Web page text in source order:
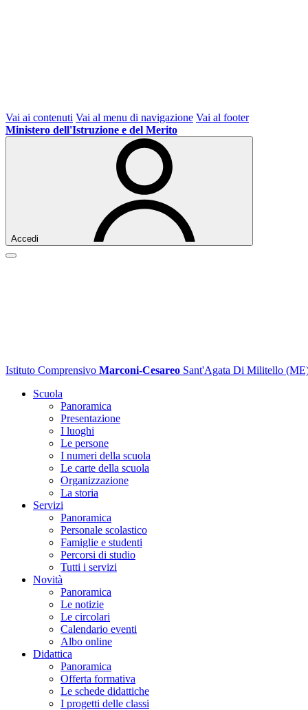
Vai ai contenuti Vai al menu di navigazione Vai al footer
Ministero dell'Istruzione e del Merito
Accedi
Istituto Comprensivo Marconi-Cesareo Sant'Agata Di Militello
Scuola
Panoramica
Presentazione
I luoghi
Le persone
I numeri della scuola
Le carte della scuola
Organizzazione
La storia
Servizi
Panoramica
Personale scolastico
Famiglie e studenti
Percorsi di studio
Tutti i servizi
Novità
Panoramica
Le notizie
Le circolari
Calendario eventi
Albo online
Didattica
Panoramica
Offerta formativa
Le schede didattiche
I progetti delle classi